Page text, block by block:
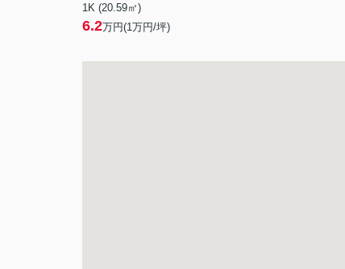
1K (20.59㎡)
6.2万円(1万円/坪)